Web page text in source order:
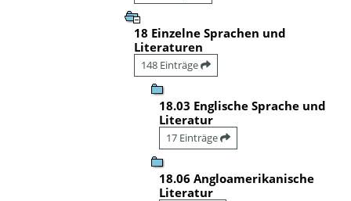
18 Einzelne Sprachen und
Literaturen
148 Einträge
18.03 Englische Sprache und
Literatur
17 Einträge
18.06 Angloamerikanische
Literatur